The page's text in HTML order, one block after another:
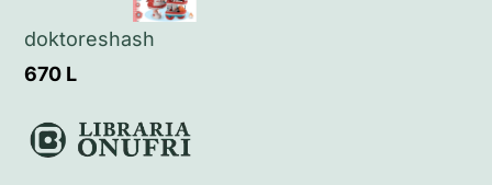
doktoreshash
670 L